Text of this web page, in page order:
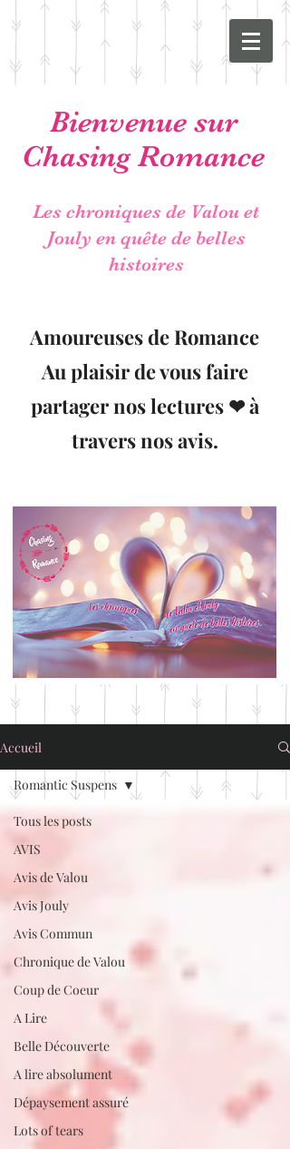
Bienvenue sur
Chasing Romance
Les chroniques de Valou et
Jouly en quête de belles
histoires
Amoureuses de Romance
Au plaisir de vous faire
partager nos lectures ❤ à
travers nos avis.
Accueil
Tous les posts
AVIS
Avis de Valou
Avis Jouly
Avis Commun
Chronique de Valou
Coup de Coeur
A Lire
Belle Découverte
A lire absolument
Dépaysement assuré
Lots of tears
Romantic Suspens